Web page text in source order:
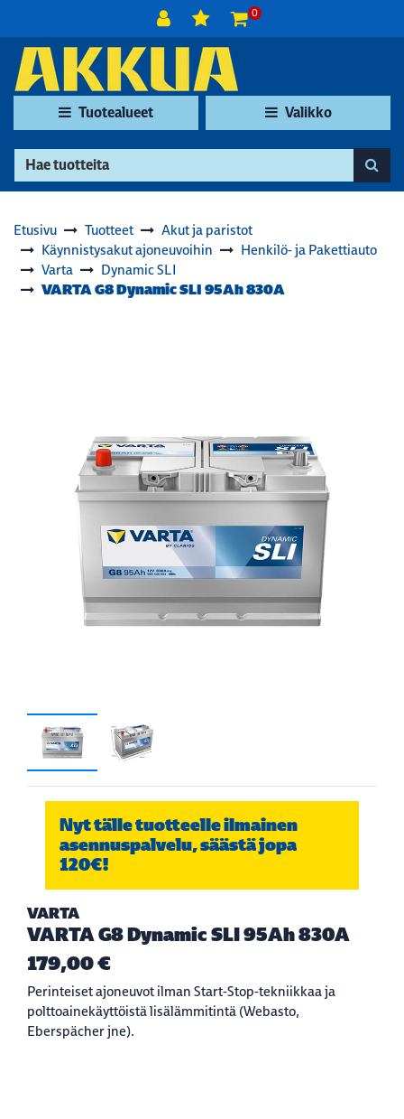
0
Tuotealueet Valikko
Etusivu Tuotteet
Akut ja paristot
Käynnistysakut ajoneuvoihin
Henkilö- ja Pakettiauto
Varta
Dynamic SLI
VARTA G8 Dynamic SLI 95Ah 830A
Nyt tälle tuotteelle ilmainen
asennuspalvelu, säästä jopa
120€!
VARTA
VARTA G8 Dynamic SLI 95Ah 830A
179,00 €
Perinteiset ajoneuvot ilman Start-Stop-tekniikkaa ja
polttoainekäyttöistä lisälämmitintä (Webasto,
Eberspächer jne).